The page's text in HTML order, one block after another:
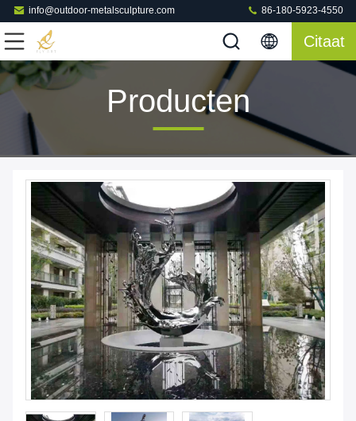
info@outdoor-metalsculpture.com 86-180-5923-4550
Citaat
Producten